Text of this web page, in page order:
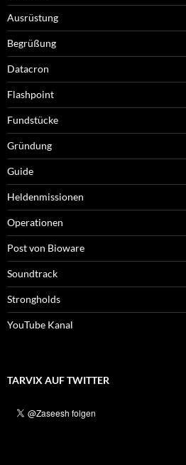
Ausrüstung
Begrüßung
Datacron
Flashpoint
Fundstücke
Gründung
Guide
Heldenmissionen
Operationen
Post von Bioware
Soundtrack
Strongholds
YouTube Kanal
TARVIX AUF TWITTER